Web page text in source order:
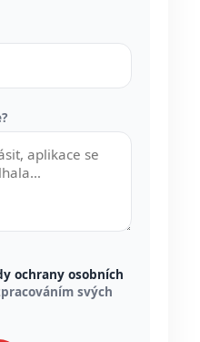
ochrany osobních
svých